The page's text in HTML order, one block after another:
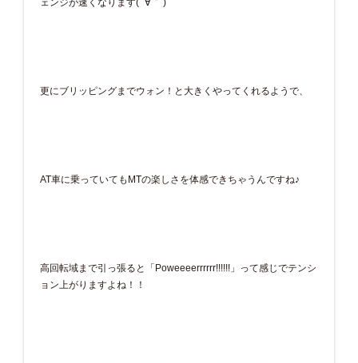
更にブリッピングまでウォン！と大きくやってくれるようで、
AT車に乗っていてもMTの楽しさを体感できちゃうんですね♪
高回転域まで引っ張ると「Poweeeerrrrrr!!!!!!」って感じでテンシ
ョン上がりますよね！！